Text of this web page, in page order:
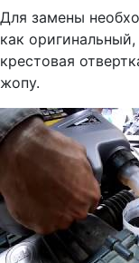
Для замены
как
крестовая
жопу.